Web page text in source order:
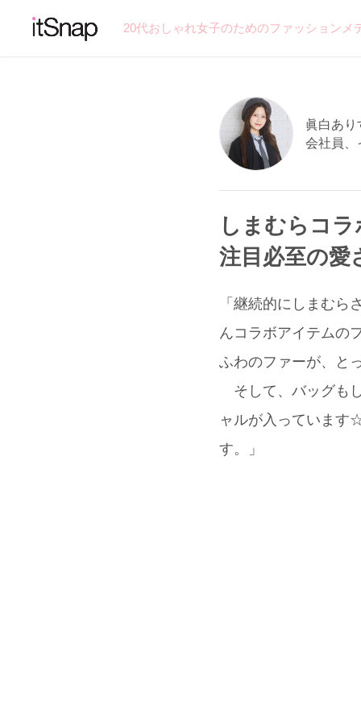
20代おしゃれ女子のためのファッション
眞白あり
会社員、
しまむらコ
注目必至の
「継続的にしまむ
んコラボアイテムの
ふわのファーが、と
そして、バッグも
ャルが入っています
す。」